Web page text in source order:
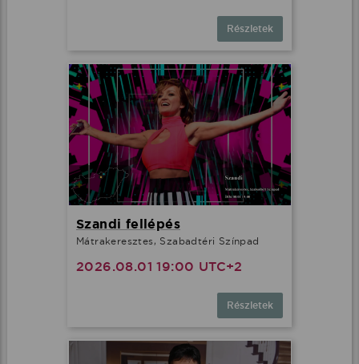
Részletek
Szandi fellépés
Mátrakeresztes, Szabadtéri Színpad
2026.08.01 19:00 UTC+2
Részletek